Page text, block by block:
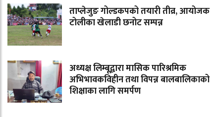
ताप्लेजुङ गोल्डकपको तयारी तीव्र, आयोजक
टोलीका खेलाडी छनोट सम्पन्न
अध्यक्ष लिम्बूद्वारा मासिक पारिश्रमिक
अभिभावकविहीन तथा विपन्न बालबालिकाको
शिक्षाका लागि समर्पण